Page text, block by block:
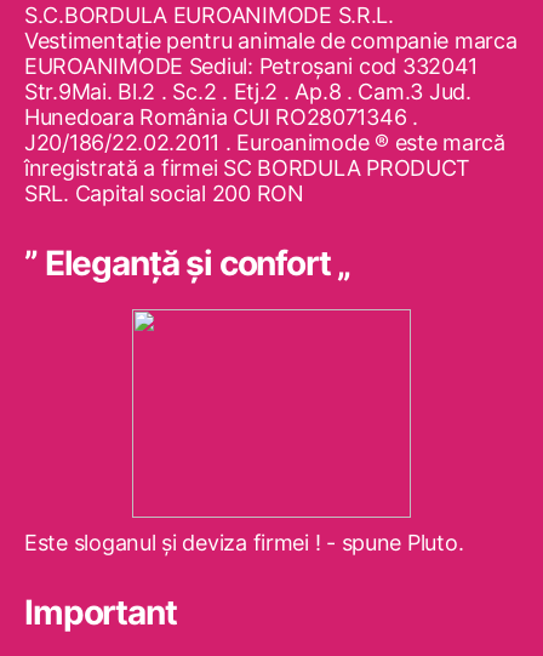
S.C.BORDULA EUROANIMODE S.R.L.
Vestimentaţie pentru animale de companie marca
EUROANIMODE Sediul: Petroşani cod 332041
Str.9Mai. Bl.2 . Sc.2 . Etj.2 . Ap.8 . Cam.3 Jud.
Hunedoara România CUI RO28071346 .
J20/186/22.02.2011 . Euroanimode ® este marcă
înregistrată a firmei SC BORDULA PRODUCT
SRL. Capital social 200 RON
” Eleganţă şi confort „
Este sloganul şi deviza firmei ! - spune Pluto.
Important